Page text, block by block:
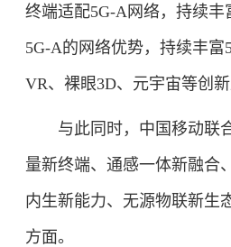
终端适配5G-A网络，持续
5G-A的网络优势，持续丰
VR、裸眼3D、元宇宙等创
与此同时，中国移动联
量新终端、通感一体新融合
内生新能力、无源物联新生
方面。